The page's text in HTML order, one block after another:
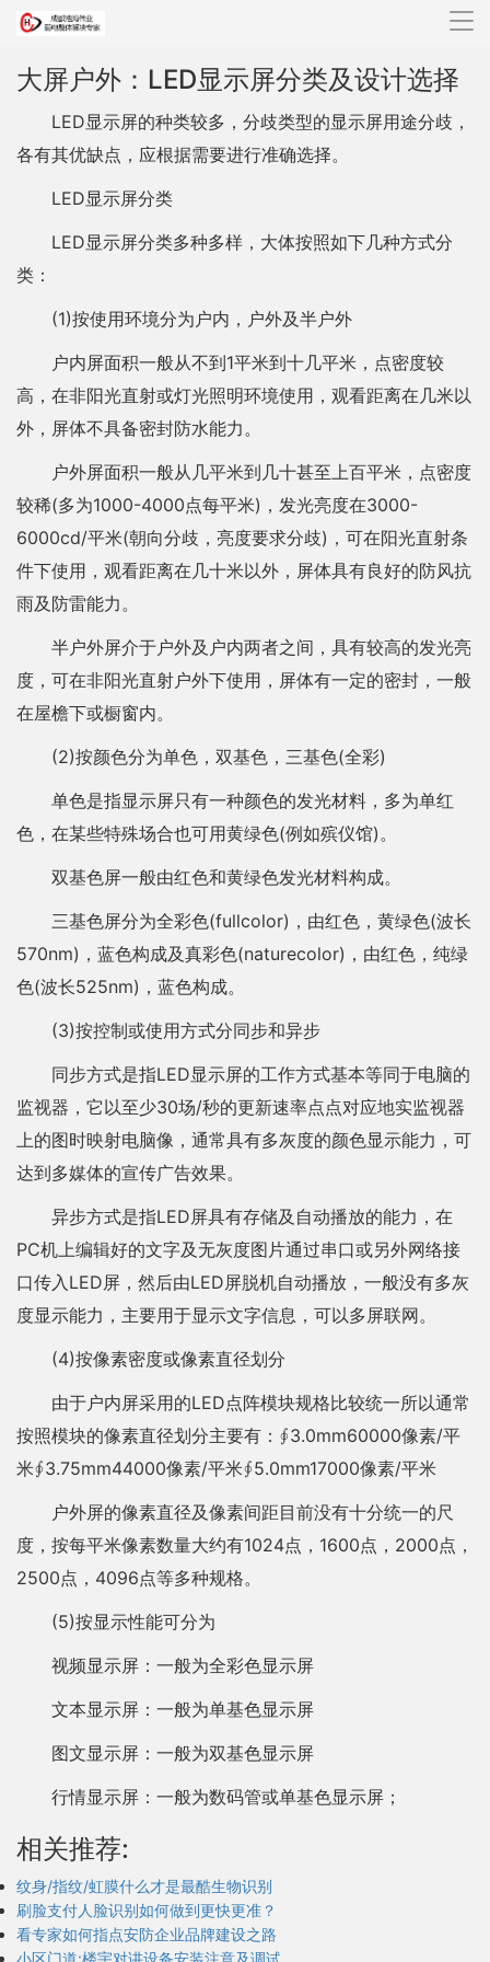
导
大屏户外：LED显示屏分类及设计选择
LED显示屏的种类较多，分歧类型的显示屏用途分歧，
各有其优缺点，应根据需要进行准确选择。
LED显示屏分类
LED显示屏分类多种多样，大体按照如下几种方式分
类：
(1)按使用环境分为户内，户外及半户外
户内屏面积一般从不到1平米到十几平米，点密度较
高，在非阳光直射或灯光照明环境使用，观看距离在几米以
外，屏体不具备密封防水能力。
户外屏面积一般从几平米到几十甚至上百平米，点密度
较稀(多为1000-4000点每平米)，发光亮度在3000-
6000cd/平米(朝向分歧，亮度要求分歧)，可在阳光直射条
件下使用，观看距离在几十米以外，屏体具有良好的防风抗
雨及防雷能力。
半户外屏介于户外及户内两者之间，具有较高的发光亮
度，可在非阳光直射户外下使用，屏体有一定的密封，一般
在屋檐下或橱窗内。
(2)按颜色分为单色，双基色，三基色(全彩)
单色是指显示屏只有一种颜色的发光材料，多为单红
色，在某些特殊场合也可用黄绿色(例如殡仪馆)。
双基色屏一般由红色和黄绿色发光材料构成。
三基色屏分为全彩色(fullcolor)，由红色，黄绿色(波长
570nm)，蓝色构成及真彩色(naturecolor)，由红色，纯绿
色(波长525nm)，蓝色构成。
(3)按控制或使用方式分同步和异步
同步方式是指LED显示屏的工作方式基本等同于电脑的
监视器，它以至少30场/秒的更新速率点点对应地实监视器
上的图时映射电脑像，通常具有多灰度的颜色显示能力，可
达到多媒体的宣传广告效果。
异步方式是指LED屏具有存储及自动播放的能力，在
PC机上编辑好的文字及无灰度图片通过串口或另外网络接
口传入LED屏，然后由LED屏脱机自动播放，一般没有多灰
度显示能力，主要用于显示文字信息，可以多屏联网。
(4)按像素密度或像素直径划分
由于户内屏采用的LED点阵模块规格比较统一所以通常
按照模块的像素直径划分主要有：∮3.0mm60000像素/平
米∮3.75mm44000像素/平米∮5.0mm17000像素/平米
户外屏的像素直径及像素间距目前没有十分统一的尺
度，按每平米像素数量大约有1024点，1600点，2000点，
2500点，4096点等多种规格。
(5)按显示性能可分为
视频显示屏：一般为全彩色显示屏
文本显示屏：一般为单基色显示屏
图文显示屏：一般为双基色显示屏
行情显示屏：一般为数码管或单基色显示屏；
相关推荐:
纹身/指纹/虹膜什么才是最酷生物识别
刷脸支付人脸识别如何做到更快更准？
看专家如何指点安防企业品牌建设之路
小区门道:楼宇对讲设备安装注意及调试